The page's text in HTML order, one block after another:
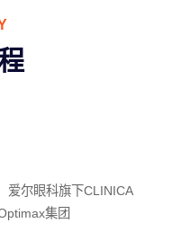
爱尔眼科旗下CLINICA
集团